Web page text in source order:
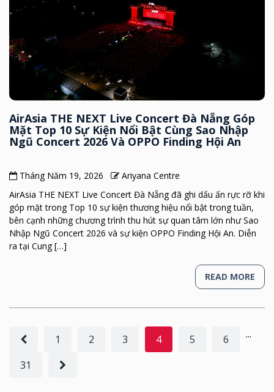
AirAsia THE NEXT Live Concert Đà Nẵng Góp
Mặt Top 10 Sự Kiện Nổi Bật Cùng Sao Nhập
Ngũ Concert 2026 Và OPPO Finding Hội An
Tháng Năm 19, 2026
Ariyana Centre
AirAsia THE NEXT Live Concert Đà Nẵng đã ghi dấu ấn rực rỡ khi
góp mặt trong Top 10 sự kiện thương hiệu nổi bật trong tuần,
bên cạnh những chương trình thu hút sự quan tâm lớn như Sao
Nhập Ngũ Concert 2026 và sự kiện OPPO Finding Hội An. Diễn
ra tại Cung […]
READ MORE
1 2 3 4 5 6 ...
31